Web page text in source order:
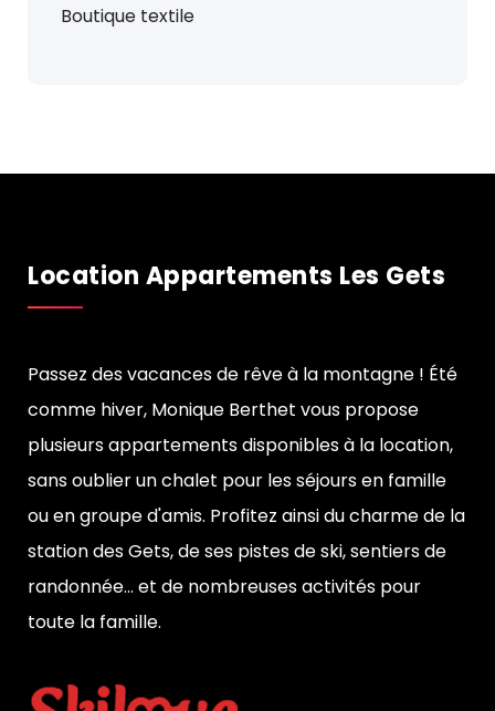
Boutique textile
Location Appartements Les Gets
Passez des vacances de rêve à la montagne ! Été
comme hiver, Monique Berthet vous propose
plusieurs appartements disponibles à la location,
sans oublier un chalet pour les séjours en famille
ou en groupe d'amis. Profitez ainsi du charme de la
station des Gets, de ses pistes de ski, sentiers de
randonnée... et de nombreuses activités pour
toute la famille.